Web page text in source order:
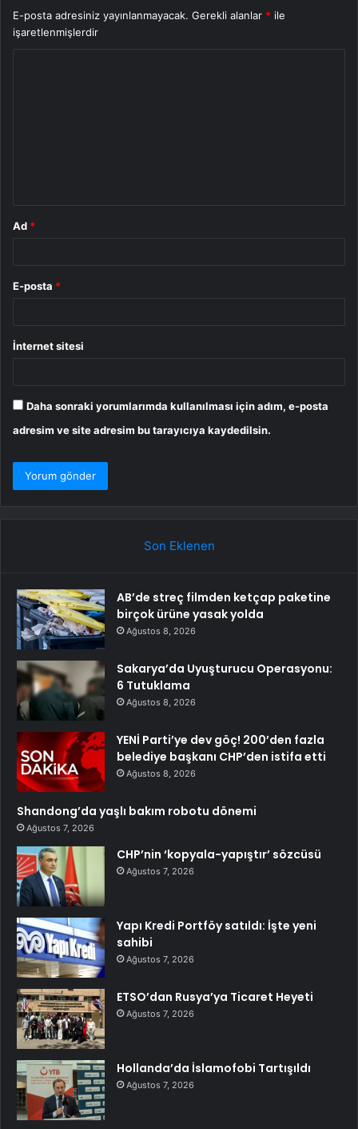
E-posta adresiniz yayınlanmayacak. Gerekli alanlar * ile
işaretlenmişlerdir
Ad *
E-posta *
İnternet sitesi
Daha sonraki yorumlarımda kullanılması için adım, e-posta
adresim ve site adresim bu tarayıcıya kaydedilsin.
Son Eklenen
AB’de streç filmden ketçap paketine
birçok ürüne yasak yolda
Ağustos 8, 2026
Sakarya’da Uyuşturucu Operasyonu:
6 Tutuklama
Ağustos 8, 2026
YENİ Parti’ye dev göç! 200’den fazla
belediye başkanı CHP’den istifa etti
Ağustos 8, 2026
Shandong’da yaşlı bakım robotu dönemi
Ağustos 7, 2026
CHP’nin ‘kopyala-yapıştır’ sözcüsü
Ağustos 7, 2026
Yapı Kredi Portföy satıldı: İşte yeni
sahibi
Ağustos 7, 2026
ETSO’dan Rusya’ya Ticaret Heyeti
Ağustos 7, 2026
Hollanda’da İslamofobi Tartışıldı
Ağustos 7, 2026